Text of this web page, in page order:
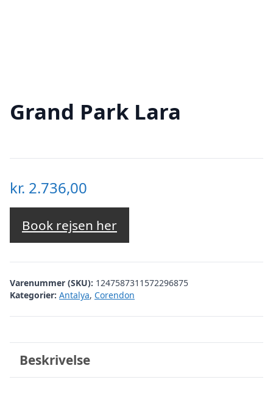
Grand Park Lara
kr. 2.736,00
Book rejsen her
Varenummer (SKU): 1247587311572296875
Kategorier: Antalya, Corendon
Beskrivelse